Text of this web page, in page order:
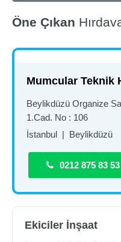
Öne Çıkan
Mumcular Teknik
Beylikdüzü Organize
1.Cad. No : 106
İstanbul | Beylikdüzü
0212 875 83 53
Ekiciler İnşaat